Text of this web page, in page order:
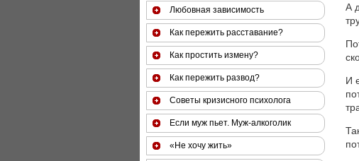
А
И
Любовная зависимость
Как пережить расставание?
Как простить измену?
Как пережить развод?
Советы кризисного психолога
Если муж пьет. Муж-алкоголик
«Не хочу жить»